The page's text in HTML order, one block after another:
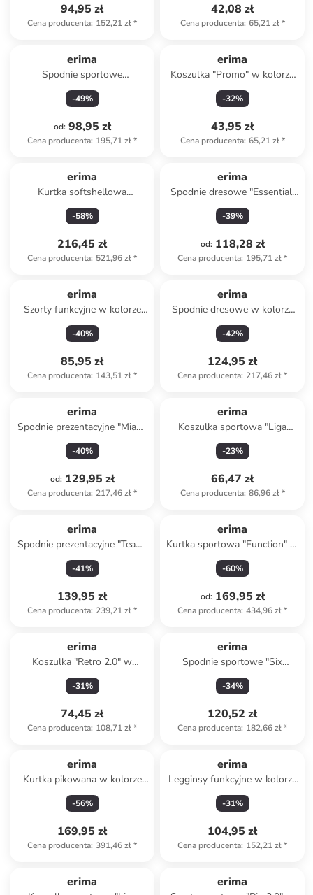
94,95 zł
Cena producenta: 152,21 zł*
42,08 zł
Cena producenta: 65,21 zł*
erima
Spodnie sportowe
"Performance" w kolorze
czarnym
-49%
od: 98,95 zł
Cena producenta: 195,71 zł*
erima
Koszulka "Promo" w kolorze
jasnozielonym
-32%
43,95 zł
Cena producenta: 65,21 zł*
erima
Kurtka softshellowa
"Function" w kolorze
niebieskim
-58%
216,45 zł
Cena producenta: 521,96 zł*
erima
Spodnie dresowe "Essential"
w kolorze szarym
-39%
od: 118,28 zł
Cena producenta: 195,71 zł*
erima
Szorty funkcyjne w kolorze
czarnym
-40%
85,95 zł
Cena producenta: 143,51 zł*
erima
Spodnie dresowe w kolorze
jasnoróżowym
-42%
124,95 zł
Cena producenta: 217,46 zł*
erima
Spodnie prezentacyjne "Miami
3.0" w kolorze czarnym
-40%
od: 129,95 zł
Cena producenta: 217,46 zł*
erima
Koszulka sportowa "Liga
Trikot" w kolorze fioletowym
-23%
66,47 zł
Cena producenta: 86,96 zł*
erima
Spodnie prezentacyjne "Team"
w kolorze czarnym
-41%
139,95 zł
Cena producenta: 239,21 zł*
erima
Kurtka sportowa "Function" w
kolorze granatowym
-60%
od: 169,95 zł
Cena producenta: 434,96 zł*
erima
Koszulka "Retro 2.0" w
kolorze białym
-31%
74,45 zł
Cena producenta: 108,71 zł*
erima
Spodnie sportowe "Six
Wings" w kolorze granatowo-
niebieskim
-34%
120,52 zł
Cena producenta: 182,66 zł*
erima
Kurtka pikowana w kolorze
antracytowym
-56%
169,95 zł
Cena producenta: 391,46 zł*
erima
Legginsy funkcyjne w kolorze
niebieskim
-31%
104,95 zł
Cena producenta: 152,21 zł*
erima erima